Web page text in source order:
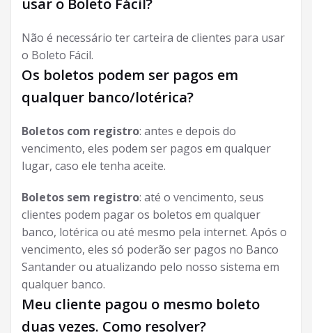
Não é necessário ter carteira de clientes para usar
o Boleto Fácil.
Os boletos podem ser pagos em
qualquer banco/lotérica?
Boletos com registro: antes e depois do
vencimento, eles podem ser pagos em qualquer
lugar, caso ele tenha aceite.
Boletos sem registro: até o vencimento, seus
clientes podem pagar os boletos em qualquer
banco, lotérica ou até mesmo pela internet. Após o
vencimento, eles só poderão ser pagos no Banco
Santander ou atualizando pelo nosso sistema em
qualquer banco.
Meu cliente pagou o mesmo boleto
duas vezes. Como resolver?